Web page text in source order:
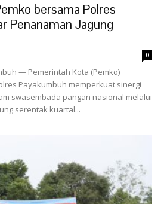
bersama Polres
Penanaman Jagung
0
— Pemerintah Kota (Pemko)
Payakumbuh memperkuat sinergi
swasembada pangan nasional melalui
serentak kuartal...